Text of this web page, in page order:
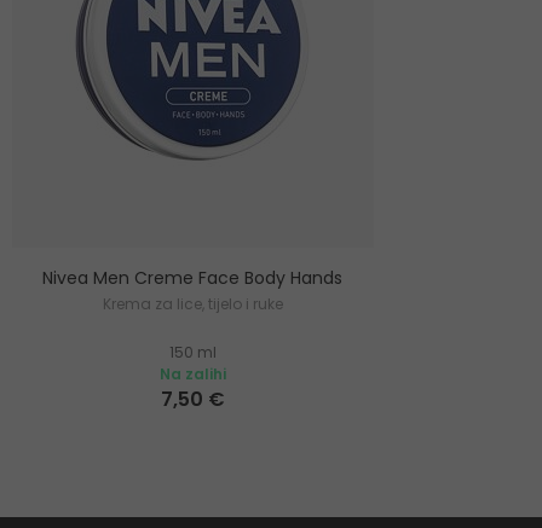
Nivea Men Creme Face Body Hands
Krema za lice, tijelo i ruke
150 ml
Na zalihi
7,50 €